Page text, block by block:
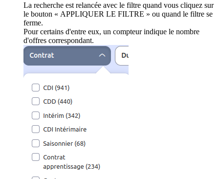
La recherche est relancée avec le filtre quand vous cliquez sur
le bouton « APPLIQUER LE FILTRE » ou quand le filtre se
ferme.
Pour certains d'entre eux, un compteur indique le nombre
d'offres correspondant.